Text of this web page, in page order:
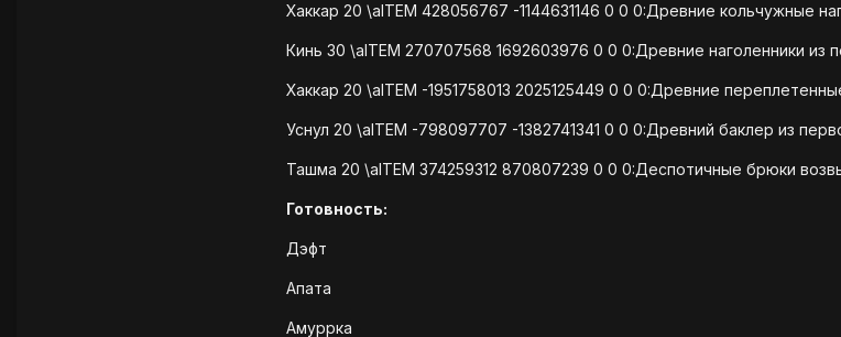
Хаккар 20 \aITEM 428056767 -1144631146 0 0 0:Древние кольчужные
Кинь 30 \aITEM 270707568 1692603976 0 0 0:Древние наголенники из
Хаккар 20 \aITEM -1951758013 2025125449 0 0 0:Древние
Уснул 20 \aITEM -798097707 -1382741341 0 0 0:Древний баклер из
Ташма 20 \aITEM 374259312 870807239 0 0 0:Деспотичные брюки
Готовность:
Дэфт
Апата
Амуррка